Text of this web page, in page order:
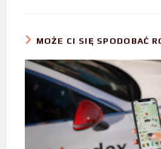
MOŻE CI SIĘ SPODOBAĆ